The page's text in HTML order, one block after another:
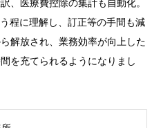
、医療費控除の集計も自動化。
程に理解し、訂正等の手間も減
解放され、業務効率が向上した
を充てられるようになりまし